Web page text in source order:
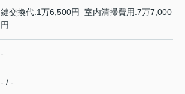
鍵交換代:1万6,500円 室内清掃費用:7万7,000
円
-
- / -